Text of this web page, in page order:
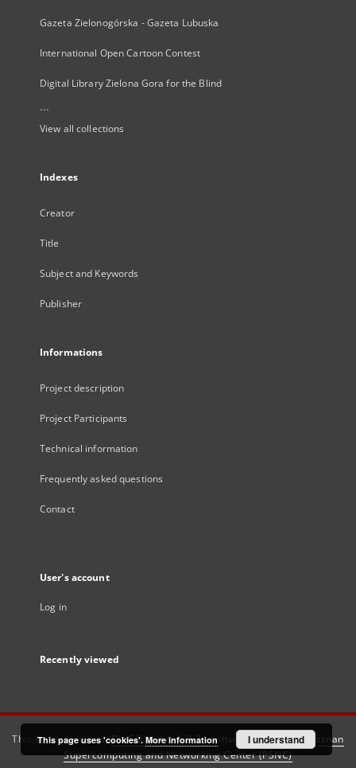
Gazeta Zielonogórska - Gazeta Lubuska
International Open Cartoon Contest
Digital Library Zielona Gora for the Blind
...
View all collections
Indexes
Creator
Title
Subject and Keywords
Publisher
Informations
Project description
Project Participants
Technical information
Frequently asked questions
Contact
User's account
Log in
Recently viewed
This service runs onDInGO dLibra 6.3.21software created by
Poznan
Supercomputing and Networking Center (PSNC)
This page uses 'cookies'. More information I understand